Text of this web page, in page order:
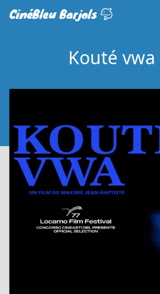
CinéBleu Barjols
Kouté vwa